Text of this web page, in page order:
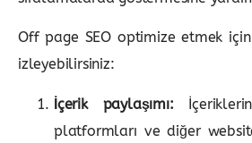
Off page SEO optimize etmek için
izleyebilirsiniz:
İçerik paylaşımı:
platformları ve diğer